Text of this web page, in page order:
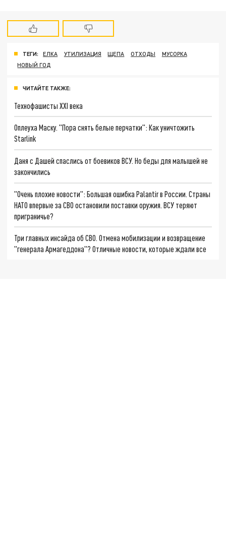
ТЕГИ: ЕЛКА УТИЛИЗАЦИЯ ЩЕПА ОТХОДЫ
МУСОРКА
НОВЫЙ ГОД
ЧИТАЙТЕ ТАКЖЕ:
Технофашисты XXI века
Оплеуха Маску. "Пора снять белые перчатки": Как уничтожить
Starlink
Даня с Дашей спаслись от боевиков ВСУ. Но беды для малышей не
закончились
"Очень плохие новости": Большая ошибка Palantir в России. Страны
НАТО впервые за СВО остановили поставки оружия. ВСУ теряют
приграничье?
Три главных инсайда об СВО. Отмена мобилизации и возвращение
"генерала Армагеддона"? Отличные новости, которые ждали все